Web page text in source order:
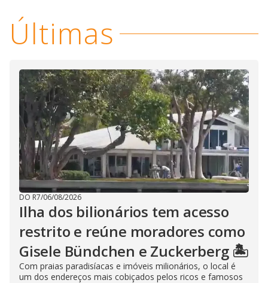
Últimas
DO R7/06/08/2026
Ilha dos bilionários tem acesso
restrito e reúne moradores como
Gisele Bündchen e Zuckerberg 🏝️
Com praias paradisíacas e imóveis milionários, o local é
um dos endereços mais cobiçados pelos ricos e famosos